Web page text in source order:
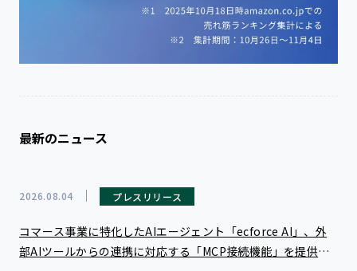
最新のニュース
2026.08.04 プレスリリース
コマース事業に特化したAIエージェント「ecforce AI」、外
部AIツールからの連携に対応する「MCP接続機能」を提供開